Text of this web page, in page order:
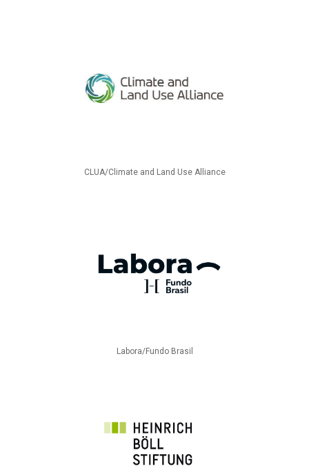
CLUA/Climate and Land Use Alliance
Labora/Fundo Brasil